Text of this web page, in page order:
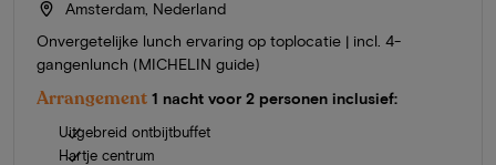
Amsterdam, Nederland
Onvergetelijke lunch ervaring op toplocatie | incl. 4-
gangenlunch (MICHELIN guide)
Arrangement 1 nacht voor 2 personen inclusief:
Uitgebreid ontbijtbuffet
Hartje centrum